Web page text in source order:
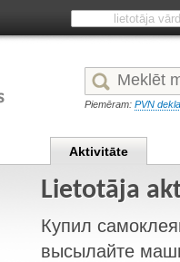
Piemēram: PVN
Aktivitāte
Lietotāja
Купил
высылайте